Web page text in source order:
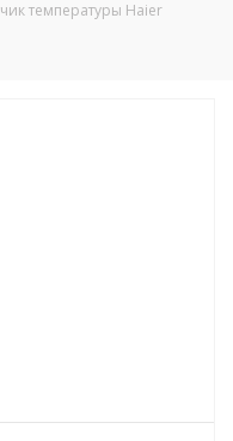
температуры Haier